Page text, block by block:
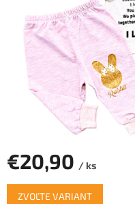
€20,90 / ks
Jednotková
cena:
ZVOĽTE VARIANT